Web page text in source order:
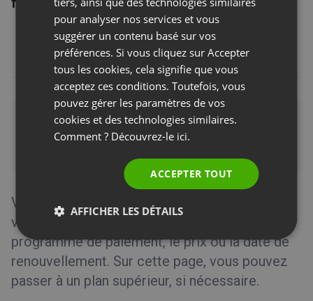
Vous y trouverez des informations concernant
votre compte, comme la taille du plan, le
programme de paiement, le prix ou la date de
renouvellement. Sur cette page, vous pouvez
passer à un plan supérieur, si nécessaire.
SPANISH
PORTUGUESE
pour analyser nos services et vous
suggérer un contenu basé sur vos
préférences. Si vous cliquez sur Accepter
tous les cookies, cela signifie que vous
acceptez ces conditions. Toutefois, vous
pouvez gérer les paramètres de vos
cookies et des technologies similaires.
Comment ? Découvrez-le ici.
ACCEPTER TOUT
AFFICHER LES DÉTAILS